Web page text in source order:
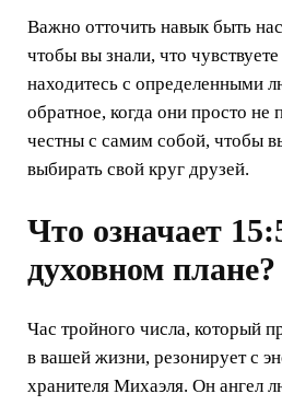
Важно отточить навык быть
чтобы вы знали, что
находитесь с определенными
обратное, когда они просто не
честны с самим собой, чтобы
выбирать свой круг друзей.
Что означает
духовном плане?
Час тройного числа, который
в вашей жизни, резонирует с
хранителя Михаэля. Он ангел